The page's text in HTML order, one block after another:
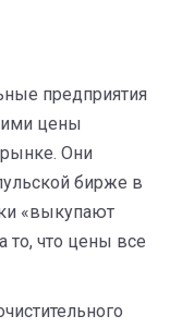
предприятия
цены
Они
бирже в
«выкупают
то, что цены все